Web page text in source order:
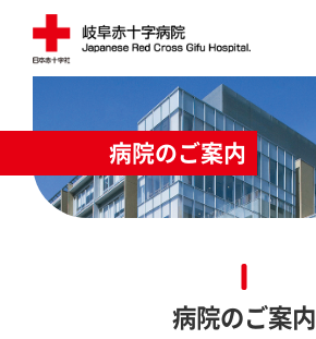
病院のご案内
病院のご案内